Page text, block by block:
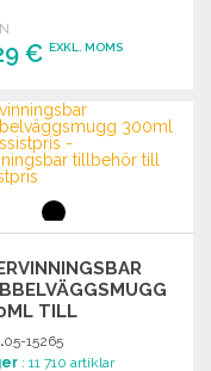
€EXKL. MOMS
BESTÄLL
Begär offert
TILL
05-15265
: 11 710 artiklar